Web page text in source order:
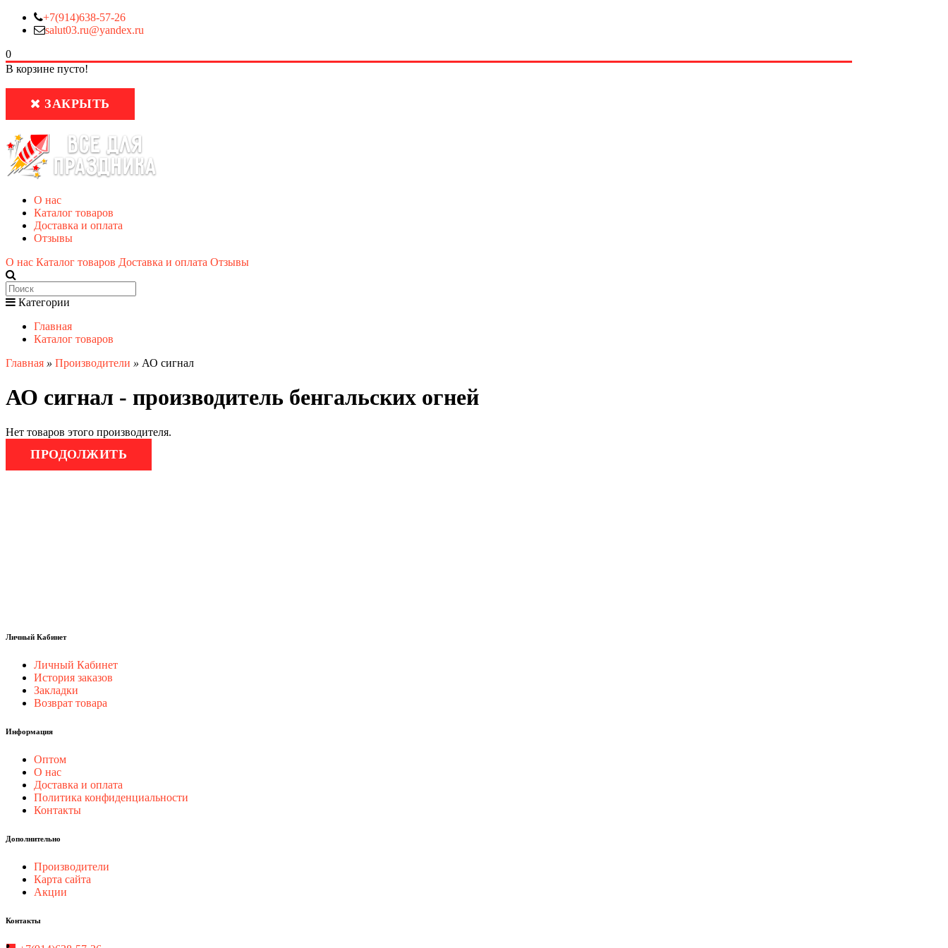
+7(914)638-57-26
salut03.ru@yandex.ru
0
В корзине пусто!
ЗАКРЫТЬ
О нас
Каталог товаров
Доставка и оплата
Отзывы
О нас Каталог товаров Доставка и оплата Отзывы
Категории
Главная
Каталог товаров
Главная » Производители » АО сигнал
АО сигнал - производитель бенгальских огней
Нет товаров этого производителя.
ПРОДОЛЖИТЬ
Личный Кабинет
Личный Кабинет
История заказов
Закладки
Возврат товара
Информация
Оптом
О нас
Доставка и оплата
Политика конфиденциальности
Контакты
Дополнительно
Производители
Карта сайта
Акции
Контакты